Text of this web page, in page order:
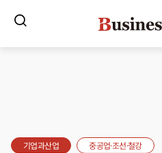
기업과산업 중공업·조선·철강